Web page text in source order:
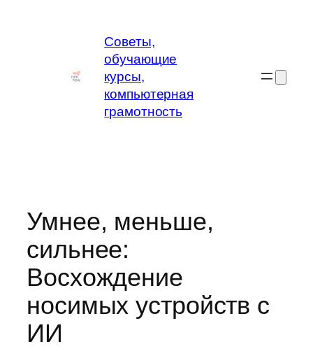
Советы,
обучающие
курсы,
компьютерная
грамотность
Умнее, меньше,
сильнее:
Восхождение
носимых устройств с
ИИ